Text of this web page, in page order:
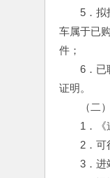
5．拟投
车属于已
件；
6．已聘
证明。
（二）
1．《道
2．可行
3．进站